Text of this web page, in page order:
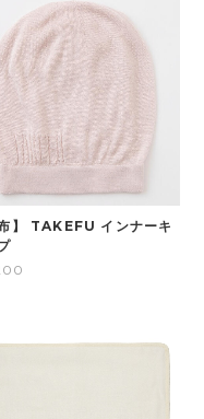
布】 TAKEFU インナーキ